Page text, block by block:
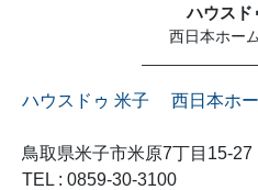
ハウスド
西日本ホー
ハウスドゥ 米子 西日本ホ
鳥取県米子市米原7丁目15-
TEL : 0859-30-3100